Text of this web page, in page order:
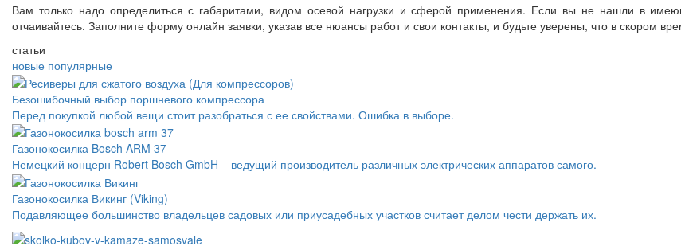
Вам только надо определиться с габаритами, видом осевой нагрузки и сферой применения. Если вы не нашли в
отчаивайтесь. Заполните форму онлайн заявки, указав все нюансы работ и свои контакты, и будьте уверены, что в скором
статьи
новые популярные
Безошибочный выбор поршневого компрессора
Перед покупкой любой вещи стоит разобраться с ее свойствами. Ошибка в выборе.
Газонокосилка Bosch ARM 37
Немецкий концерн Robert Bosch GmbH – ведущий производитель различных электрических аппаратов самого.
Газонокосилка Викинг (Viking)
Подавляющее большинство владельцев садовых или приусадебных участков считает делом чести держать их.